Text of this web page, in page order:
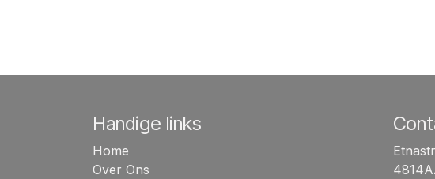
Handige links
Home
Over Ons